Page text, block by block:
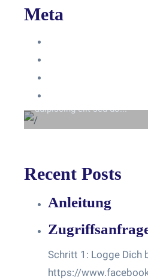
Meta
Beyond the tree
adipiscing elit sed do...
Recent Posts
Anleitung
Schritt 1: Logge Dich
https://